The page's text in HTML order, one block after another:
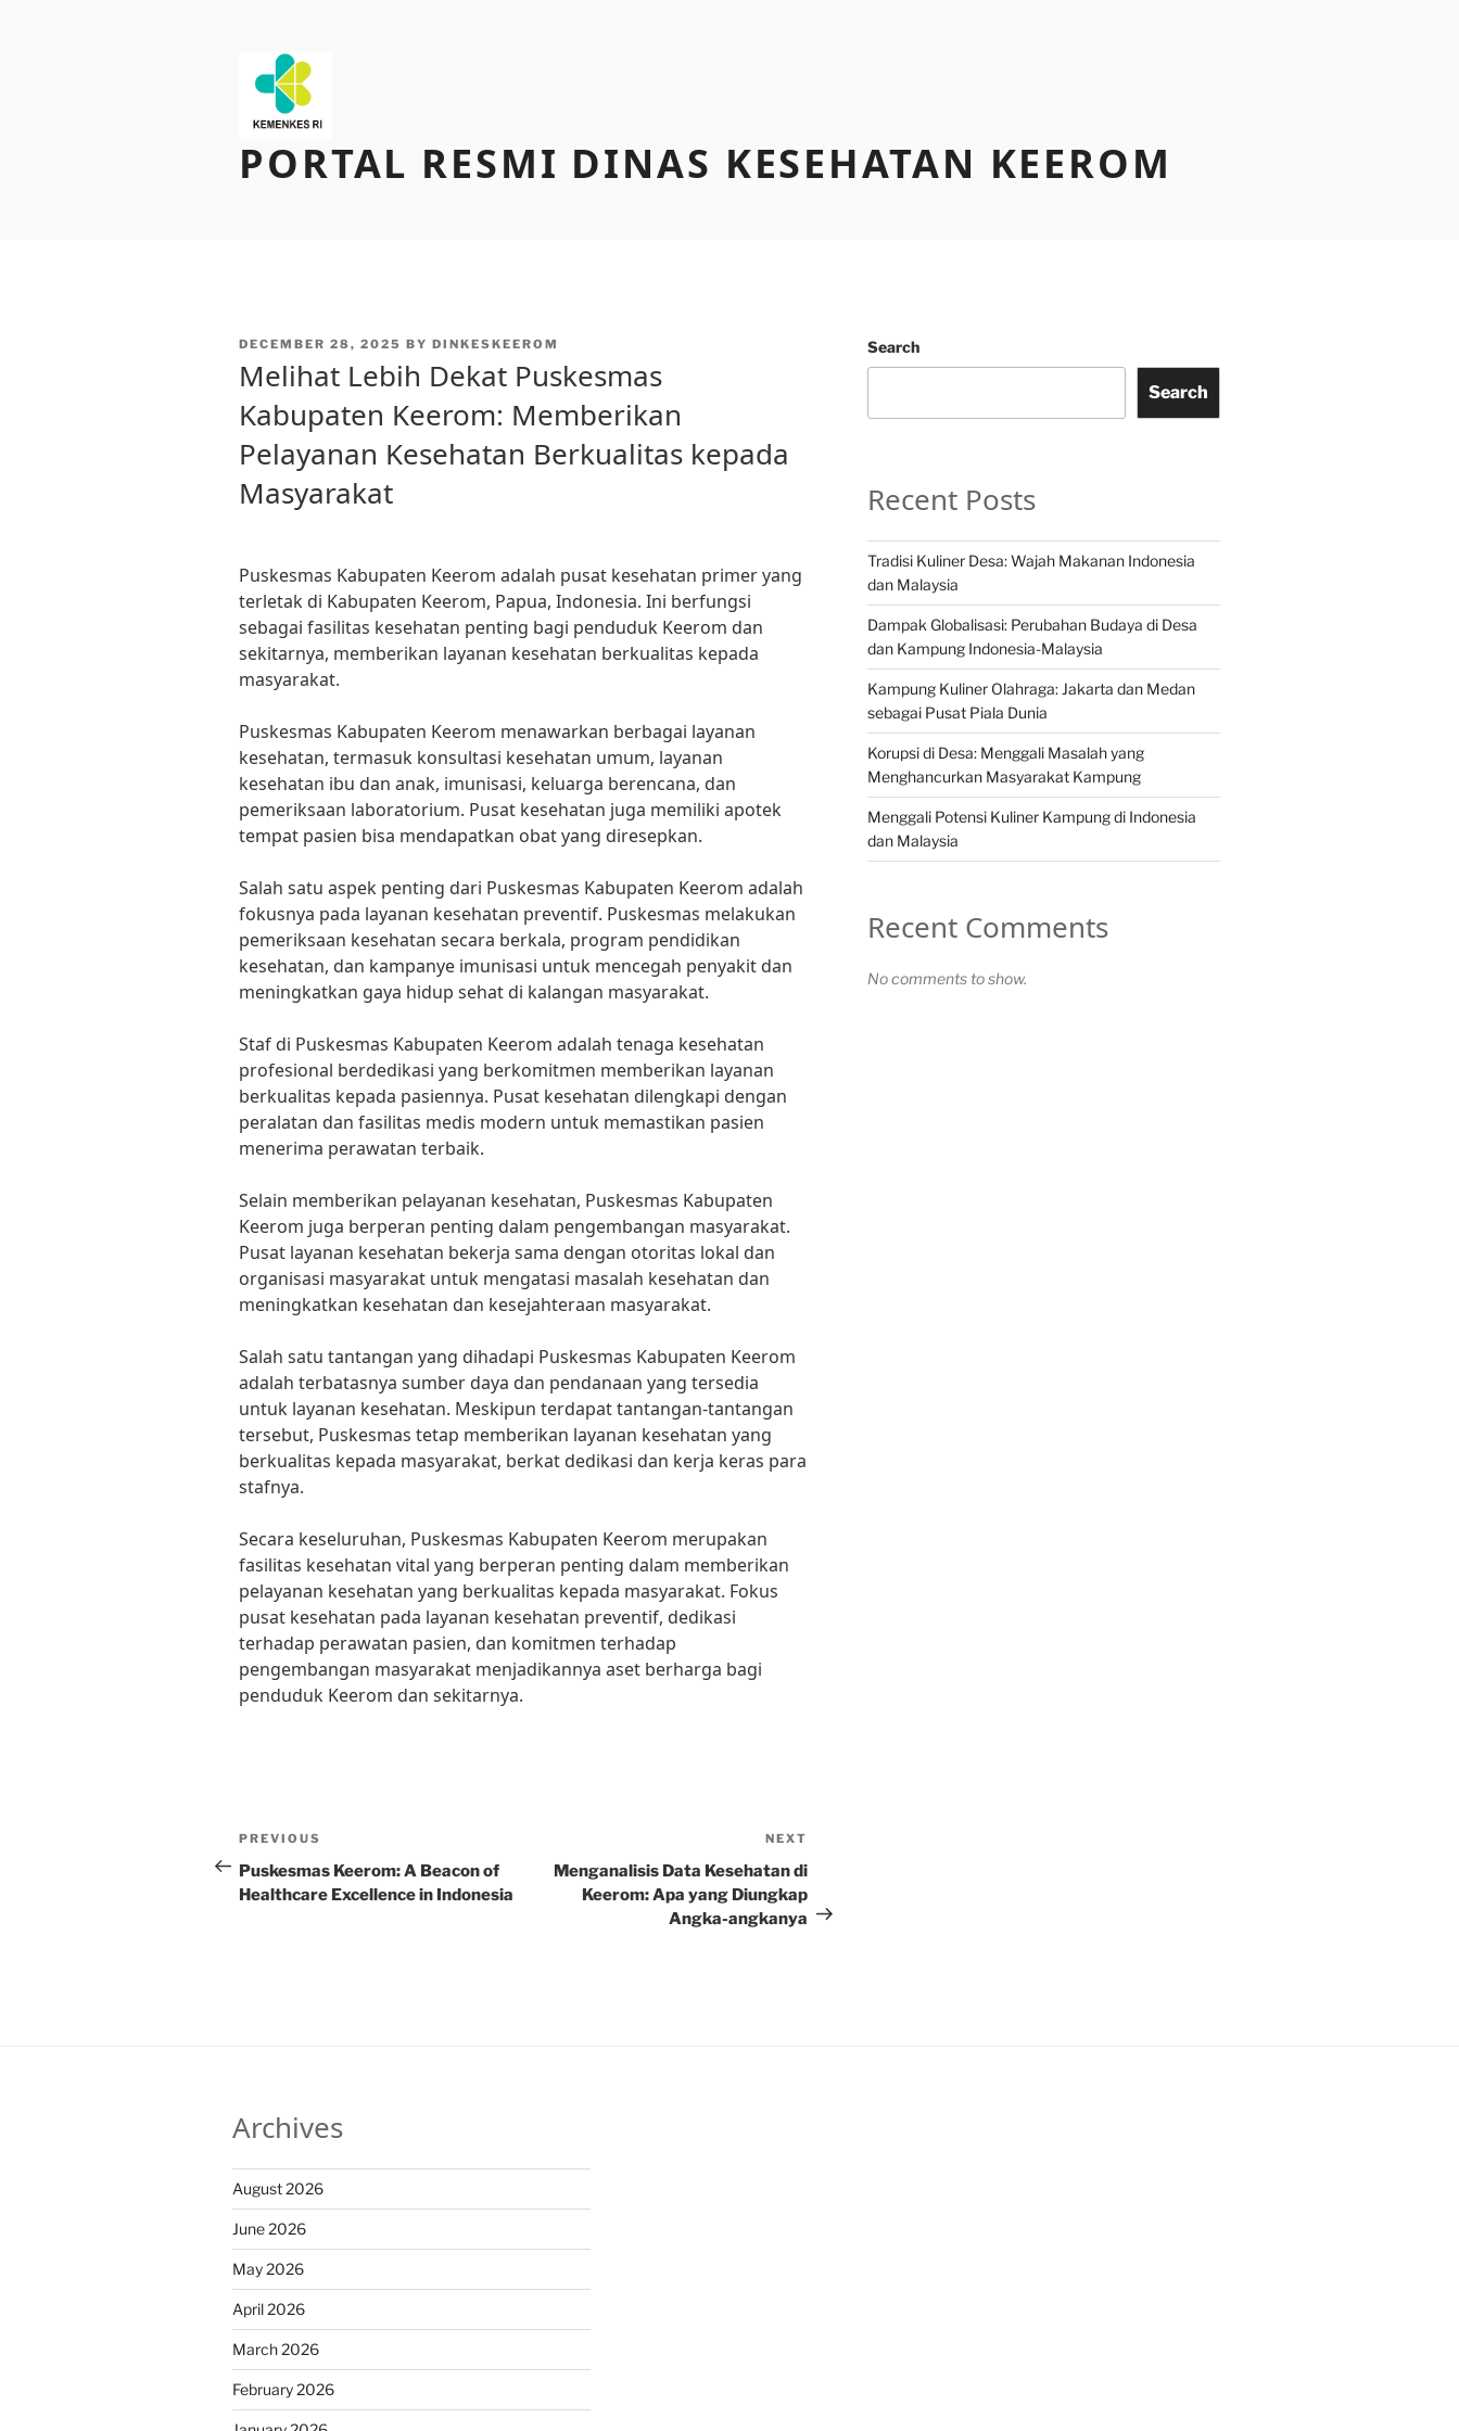
PORTAL RESMI DINAS KESEHATAN KEEROM
POSTED
DECEMBER 28, 2025 BY DINKESKEEROM
Melihat Lebih Dekat Puskesmas
Kabupaten Keerom: Memberikan
Pelayanan Kesehatan Berkualitas kepada
Masyarakat
Puskesmas Kabupaten Keerom adalah pusat kesehatan primer yang
terletak di Kabupaten Keerom, Papua, Indonesia. Ini berfungsi
sebagai fasilitas kesehatan penting bagi penduduk Keerom dan
sekitarnya, memberikan layanan kesehatan berkualitas kepada
masyarakat.
Puskesmas Kabupaten Keerom menawarkan berbagai layanan
kesehatan, termasuk konsultasi kesehatan umum, layanan
kesehatan ibu dan anak, imunisasi, keluarga berencana, dan
pemeriksaan laboratorium. Pusat kesehatan juga memiliki apotek
tempat pasien bisa mendapatkan obat yang diresepkan.
Salah satu aspek penting dari Puskesmas Kabupaten Keerom adalah
fokusnya pada layanan kesehatan preventif. Puskesmas melakukan
pemeriksaan kesehatan secara berkala, program pendidikan
kesehatan, dan kampanye imunisasi untuk mencegah penyakit dan
meningkatkan gaya hidup sehat di kalangan masyarakat.
Staf di Puskesmas Kabupaten Keerom adalah tenaga kesehatan
profesional berdedikasi yang berkomitmen memberikan layanan
berkualitas kepada pasiennya. Pusat kesehatan dilengkapi dengan
peralatan dan fasilitas medis modern untuk memastikan pasien
menerima perawatan terbaik.
Selain memberikan pelayanan kesehatan, Puskesmas Kabupaten
Keerom juga berperan penting dalam pengembangan masyarakat.
Pusat layanan kesehatan bekerja sama dengan otoritas lokal dan
organisasi masyarakat untuk mengatasi masalah kesehatan dan
meningkatkan kesehatan dan kesejahteraan masyarakat.
Salah satu tantangan yang dihadapi Puskesmas Kabupaten Keerom
adalah terbatasnya sumber daya dan pendanaan yang tersedia
untuk layanan kesehatan. Meskipun terdapat tantangan-tantangan
tersebut, Puskesmas tetap memberikan layanan kesehatan yang
berkualitas kepada masyarakat, berkat dedikasi dan kerja keras para
stafnya.
Secara keseluruhan, Puskesmas Kabupaten Keerom merupakan
fasilitas kesehatan vital yang berperan penting dalam memberikan
pelayanan kesehatan yang berkualitas kepada masyarakat. Fokus
pusat kesehatan pada layanan kesehatan preventif, dedikasi
terhadap perawatan pasien, dan komitmen terhadap
pengembangan masyarakat menjadikannya aset berharga bagi
penduduk Keerom dan sekitarnya.
Post
navigation
Previous
Post
PREVIOUS
Puskesmas Keerom: A Beacon of
Healthcare Excellence in Indonesia
Post
NEXT
Menganalisis Data Kesehatan di
Keerom: Apa yang Diungkap
Angka-angkanya
Search
Search
Recent Posts
Tradisi Kuliner Desa: Wajah Makanan Indonesia
dan Malaysia
Dampak Globalisasi: Perubahan Budaya di Desa
dan Kampung Indonesia-Malaysia
Kampung Kuliner Olahraga: Jakarta dan Medan
sebagai Pusat Piala Dunia
Korupsi di Desa: Menggali Masalah yang
Menghancurkan Masyarakat Kampung
Menggali Potensi Kuliner Kampung di Indonesia
dan Malaysia
Recent Comments
No comments to show.
Archives
August 2026
June 2026
May 2026
April 2026
March 2026
February 2026